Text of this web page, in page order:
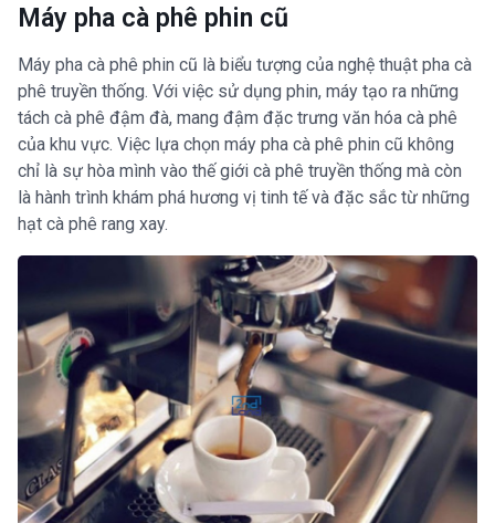
Máy pha cà phê phin cũ
Máy pha cà phê phin cũ là biểu tượng của nghệ thuật pha cà
phê truyền thống. Với việc sử dụng phin, máy tạo ra những
tách cà phê đậm đà, mang đậm đặc trưng văn hóa cà phê
của khu vực. Việc lựa chọn máy pha cà phê phin cũ không
chỉ là sự hòa mình vào thế giới cà phê truyền thống mà còn
là hành trình khám phá hương vị tinh tế và đặc sắc từ những
hạt cà phê rang xay.